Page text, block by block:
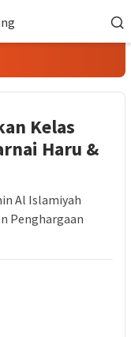
Kelas
Haru &
Al Islamiyah
Penghargaan